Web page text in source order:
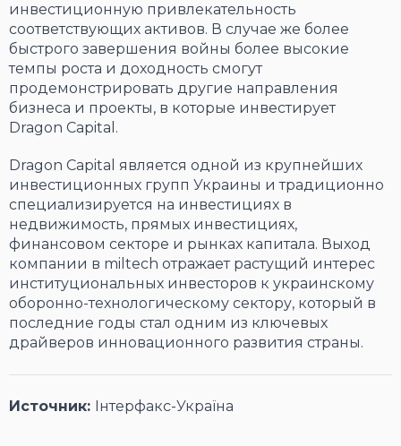
инвестиционную привлекательность
соответствующих активов. В случае же более
быстрого завершения войны более высокие
темпы роста и доходность смогут
продемонстрировать другие направления
бизнеса и проекты, в которые инвестирует
Dragon Capital.
Dragon Capital является одной из крупнейших
инвестиционных групп Украины и традиционно
специализируется на инвестициях в
недвижимость, прямых инвестициях,
финансовом секторе и рынках капитала. Выход
компании в miltech отражает растущий интерес
институциональных инвесторов к украинскому
оборонно-технологическому сектору, который в
последние годы стал одним из ключевых
драйверов инновационного развития страны.
Источник: Інтерфакс-Україна